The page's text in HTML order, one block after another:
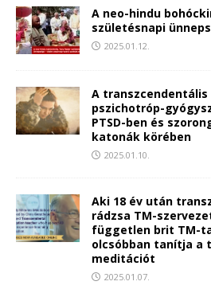
A neo-hindu
születésnapi
2025.01.12.
A
pszichotróp-
PTSD-ben és
katonák körében
2025.01.10.
Aki 18 év után
rádzsa TM-
független brit TM-
olcsóbban tanítja a
meditációt
2025.01.07.